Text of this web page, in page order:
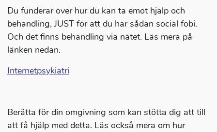
Du funderar över hur du kan ta emot hjälp och
behandling, JUST för att du har sådan social fobi.
Och det finns behandling via nätet. Läs mera på
länken nedan.
Internetpsykiatri
Berätta för din omgivning som kan stötta dig att till
att få hjälp med detta. Läs också mera om hur